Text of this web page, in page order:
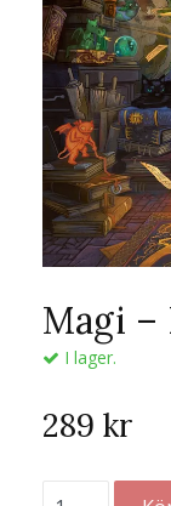
Magi –
I lager.
289 kr